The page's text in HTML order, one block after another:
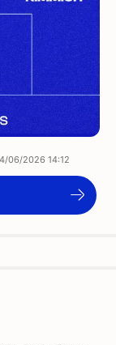
06/2026 14:12